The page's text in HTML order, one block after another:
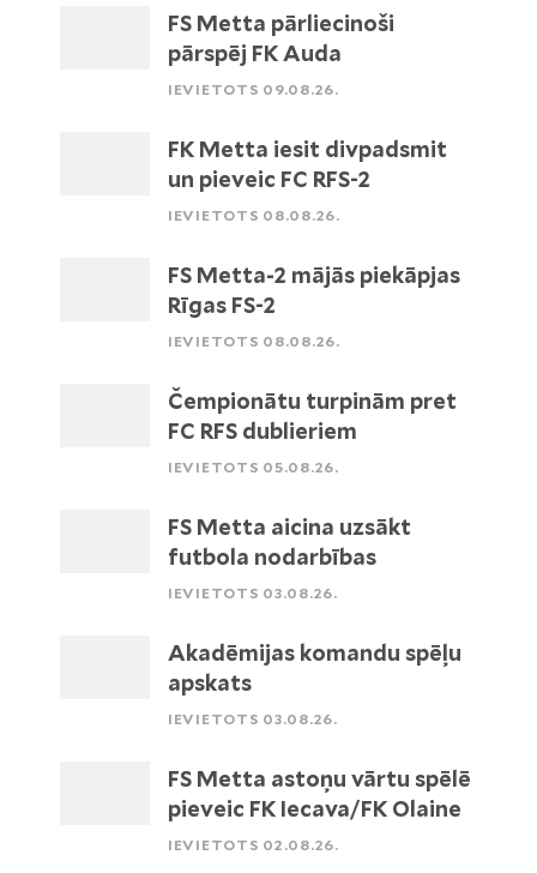
FS Metta pārliecinoši
pārspēj FK Auda
IEVIETOTS 09.08.26.
FK Metta iesit divpadsmit
un pieveic FC RFS-2
IEVIETOTS 08.08.26.
FS Metta-2 mājās piekāpjas
Rīgas FS-2
IEVIETOTS 08.08.26.
Čempionātu turpinām pret
FC RFS dublieriem
IEVIETOTS 05.08.26.
FS Metta aicina uzsākt
futbola nodarbības
IEVIETOTS 03.08.26.
Akadēmijas komandu spēļu
apskats
IEVIETOTS 03.08.26.
FS Metta astoņu vārtu spēlē
pieveic FK Iecava/FK Olaine
IEVIETOTS 02.08.26.